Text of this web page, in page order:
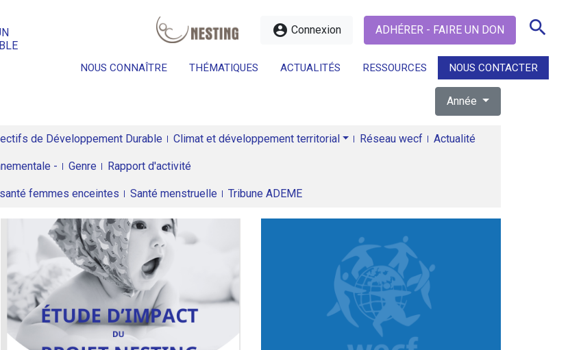
account_circle Connexion ADHÉRER - FAIRE UN DON search
NOUS CONNAÎTRE THÉMATIQUES ACTUALITÉS RESSOURCES NOUS CONTACTER
search
Année
de Développement Durable Climat et développement territorial Réseau wecf Actualité
- Genre Rapport d'activité
femmes enceintes Santé menstruelle Tribune ADEME